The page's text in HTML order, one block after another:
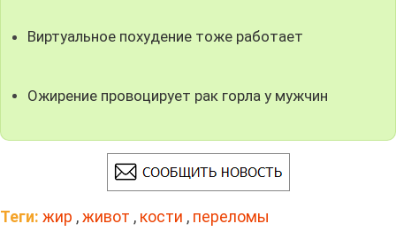
Виртуальное похудение тоже работает
Ожирение провоцирует рак горла у мужчин
Теги: жир ,живот , кости , переломы